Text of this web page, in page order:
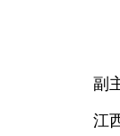
副
江